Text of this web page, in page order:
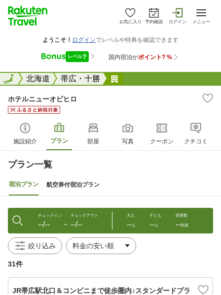
お気に入り 予約確認 ログイン メニュー
全国北海道 帯広・十勝
全国
ホテルニューオビヒロ
施設紹介 プラン 部屋 写真 クーポン クチコミ
プラン一覧
宿泊プラン 航空券付宿泊プラン
チェックイン
--/-- 〜
チェックアウト
--/--
大人
--人
子ども
--人
部屋数
--部屋
絞り込み
31件
JR帯広駅北口＆コンビニまで徒歩圏内♪スタンダードプラ